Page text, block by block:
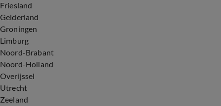
Friesland
Gelderland
Groningen
Limburg
Noord-Brabant
Noord-Holland
Overijssel
Utrecht
Zeeland